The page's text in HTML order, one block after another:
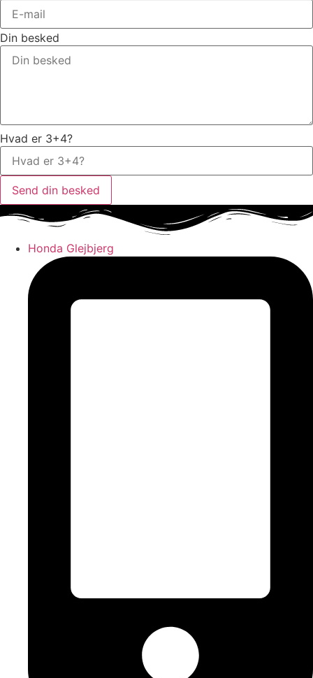
Din besked
Hvad er 3+4?
Send din besked
Honda Glejbjerg